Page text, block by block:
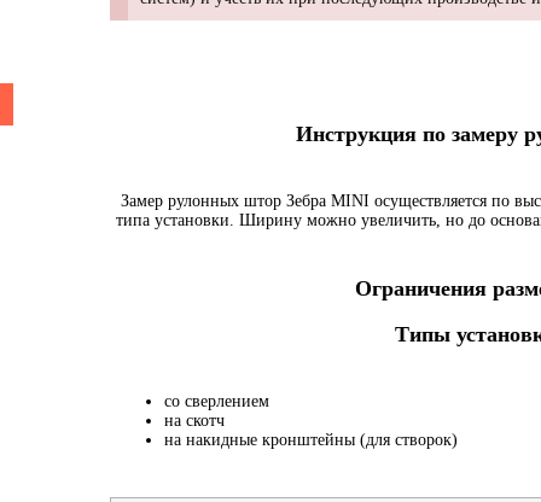
Инструкция по
Замер рулонных штор Зебра MINI осуществляется по
типа установки. Ширину можно увеличить, но до
Ограничения
Типы
со сверлением
на скотч
на накидные кронштейны (для створок)